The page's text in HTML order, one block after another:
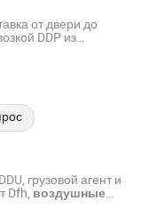
от двери до
DDP из
США
Co., Ltd.
грузовой агент и
Dfh, воздушные